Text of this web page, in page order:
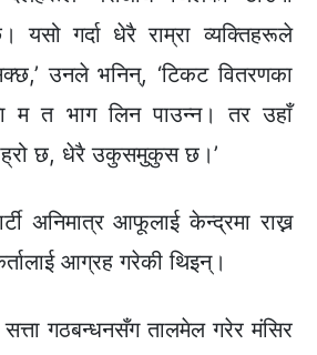
यसो गर्दा धेरै राम्रा व्यक्तिहरूले
उनले भनिन्, ‘टिकट वितरणका
म त भाग लिन पाउन्न। तर उहाँ
छ, धेरै उकुसमुकुस छ।’
अनिमात्र आफूलाई केन्द्रमा राख्न
आग्रह गरेकी थिइन्।
गठबन्धनसँग तालमेल गरेर मंसिर